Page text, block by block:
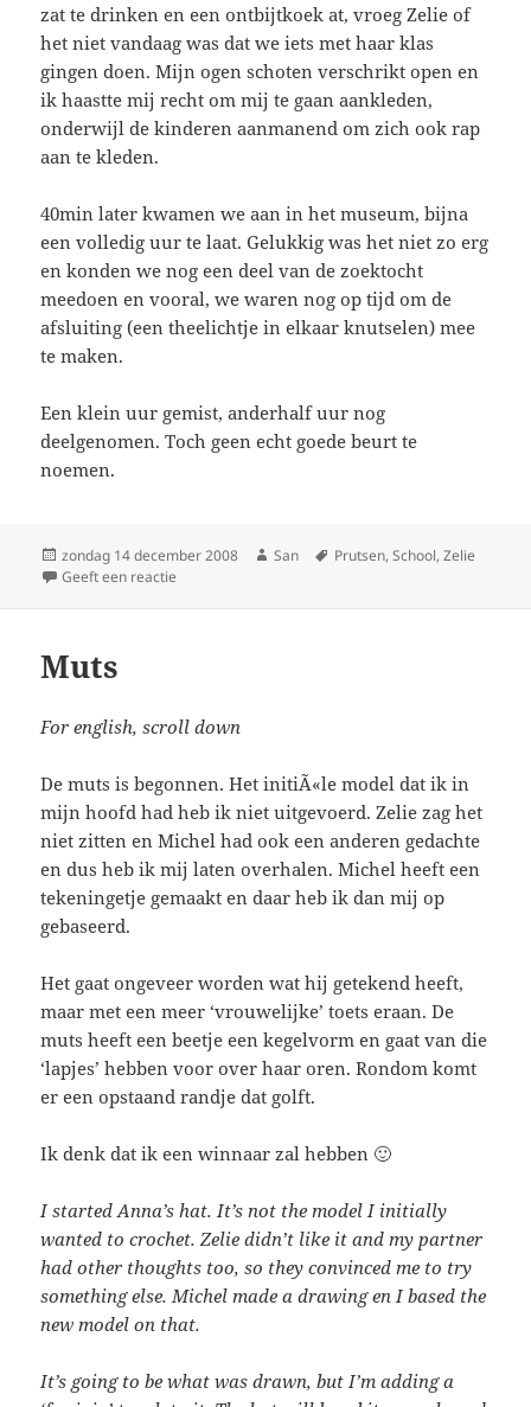
zat te drinken en een ontbijtkoek at, vroeg Zelie of
het niet vandaag was dat we iets met haar klas
gingen doen. Mijn ogen schoten verschrikt open en
ik haastte mij recht om mij te gaan aankleden,
onderwijl de kinderen aanmanend om zich ook rap
aan te kleden.
40min later kwamen we aan in het museum, bijna
een volledig uur te laat. Gelukkig was het niet zo erg
en konden we nog een deel van de zoektocht
meedoen en vooral, we waren nog op tijd om de
afsluiting (een theelichtje in elkaar knutselen) mee
te maken.
Een klein uur gemist, anderhalf uur nog
deelgenomen. Toch geen echt goede beurt te
noemen.
Geplaatst
op
zondag 14 december 2008 Auteur
San Tags
Prutsen,School,Zelie
Geeft een reactie
Muts
For english, scroll down
De muts is begonnen. Het initiÃ«le model dat ik in
mijn hoofd had heb ik niet uitgevoerd. Zelie zag het
niet zitten en Michel had ook een anderen gedachte
en dus heb ik mij laten overhalen. Michel heeft een
tekeningetje gemaakt en daar heb ik dan mij op
gebaseerd.
Het gaat ongeveer worden wat hij getekend heeft,
maar met een meer ‘vrouwelijke’ toets eraan. De
muts heeft een beetje een kegelvorm en gaat van die
‘lapjes’ hebben voor over haar oren. Rondom komt
er een opstaand randje dat golft.
Ik denk dat ik een winnaar zal hebben 🙂
I started Anna’s hat. It’s not the model I initially
wanted to crochet. Zelie didn’t like it and my partner
had other thoughts too, so they convinced me to try
something else. Michel made a drawing en I based the
new model on that.
It’s going to be what was drawn, but I’m adding a